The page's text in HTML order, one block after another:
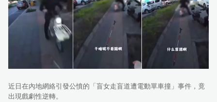
近日在內地網絡引發公憤的「盲女走盲道遭電動單車撞」事件，竟
出現戲劇性逆轉。